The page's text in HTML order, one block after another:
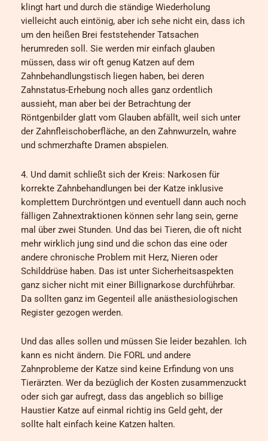
klingt hart und durch die ständige Wiederholung
vielleicht auch eintönig, aber ich sehe nicht ein, dass ich
um den heißen Brei feststehender Tatsachen
herumreden soll. Sie werden mir einfach glauben
müssen, dass wir oft genug Katzen auf dem
Zahnbehandlungstisch liegen haben, bei deren
Zahnstatus-Erhebung noch alles ganz ordentlich
aussieht, man aber bei der Betrachtung der
Röntgenbilder glatt vom Glauben abfällt, weil sich unter
der Zahnfleischoberfläche, an den Zahnwurzeln, wahre
und schmerzhafte Dramen abspielen.
4. Und damit schließt sich der Kreis: Narkosen für
korrekte Zahnbehandlungen bei der Katze inklusive
komplettem Durchröntgen und eventuell dann auch noch
fälligen Zahnextraktionen können sehr lang sein, gerne
mal über zwei Stunden. Und das bei Tieren, die oft nicht
mehr wirklich jung sind und die schon das eine oder
andere chronische Problem mit Herz, Nieren oder
Schilddrüse haben. Das ist unter Sicherheitsaspekten
ganz sicher nicht mit einer Billignarkose durchführbar.
Da sollten ganz im Gegenteil alle anästhesiologischen
Register gezogen werden.
Und das alles sollen und müssen Sie leider bezahlen. Ich
kann es nicht ändern. Die FORL und andere
Zahnprobleme der Katze sind keine Erfindung von uns
Tierärzten. Wer da bezüglich der Kosten zusammenzuckt
oder sich gar aufregt, dass das angeblich so billige
Haustier Katze auf einmal richtig ins Geld geht, der
sollte halt einfach keine Katzen halten.